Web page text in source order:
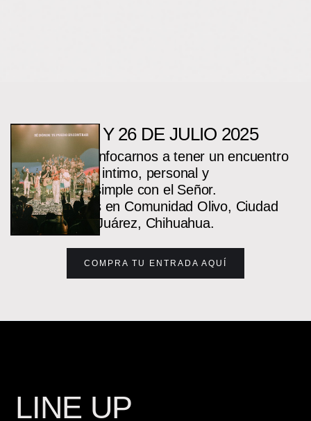
24, 25 Y 26 DE JULIO 2025
Queremos enfocarnos a tener un encuentro
intimo, personal y
simple con el Señor.
Nos vemos en Comunidad Olivo, Ciudad
Juárez, Chihuahua.
COMPRA TU ENTRADA AQUÍ
LINE UP